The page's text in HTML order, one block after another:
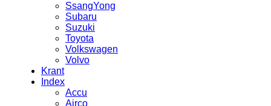
SsangYong
Subaru
Suzuki
Toyota
Volkswagen
Volvo
Krant
Index
Accu
Airco